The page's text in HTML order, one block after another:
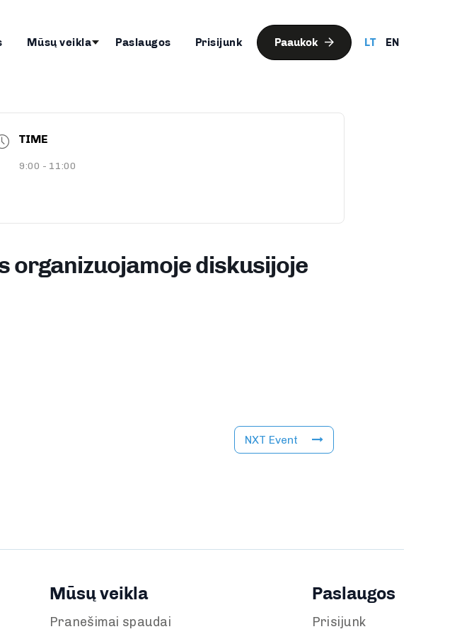
Mūsų veikla Paslaugos Prisijunk Paaukok LT EN
TIME
9:00 - 11:00
organizuojamoje diskusijoje
NXT Event
Mūsų veikla
Pranešimai spaudai
Paslaugos
Prisijunk